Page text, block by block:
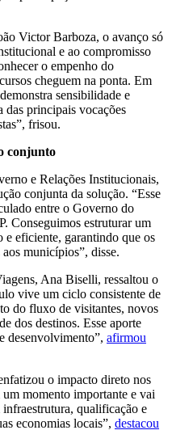
Victor Barboza, o avanço só
e ao compromisso
o empenho do
cheguem na ponta. Em
sensibilidade e
das principais vocações
frisou.
conjunto
e Relações Institucionais,
conjunta da solução. “Esse
entre o Governo do
Conseguimos estruturar um
eficiente, garantindo que os
municípios”, disse.
Ana Biselli, ressaltou o
vive um ciclo consistente de
do fluxo de visitantes, novos
dos destinos. Esse aporte
desenvolvimento”, afirmou
o impacto direto nos
momento importante e vai
qualificação e
economias locais”, destacou